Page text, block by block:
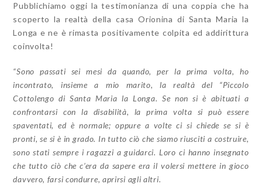
Pubblichiamo oggi la testimonianza di una coppia che ha
scoperto la realtà della casa Orionina di Santa Maria la
Longa e ne è rimasta positivamente colpita ed addirittura
coinvolta!
“Sono passati sei mesi da quando, per la prima volta, ho
incontrato, insieme a mio marito, la realtà del “Piccolo
Cottolengo di Santa Maria la Longa. Se non si è abituati a
confrontarsi con la disabilità, la prima volta si può essere
spaventati, ed è normale; oppure a volte ci si chiede se si è
pronti, se si è in grado. In tutto ciò che siamo riusciti a costruire,
sono stati sempre i ragazzi a guidarci. Loro ci hanno insegnato
che tutto ciò che c’era da sapere era il volersi mettere in gioco
davvero, farsi condurre, aprirsi agli altri.